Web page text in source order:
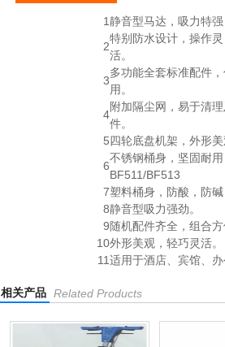
1静音型马达，吸力特强
2
特别防水设计，操作灵
活。
3
多功能全套标准配件
用。
4
附加隔尘网，易于清
件。
5四轮底盘机架，外形美
6
不锈钢桶身，坚固耐用
BF511/BF513
7塑料桶身，防酸，防
8静音型吸力强劲。
9随机配件齐全，组合
10外形美观，轻巧灵活。
11适用于酒店、宾馆、
相关产品 Related Products